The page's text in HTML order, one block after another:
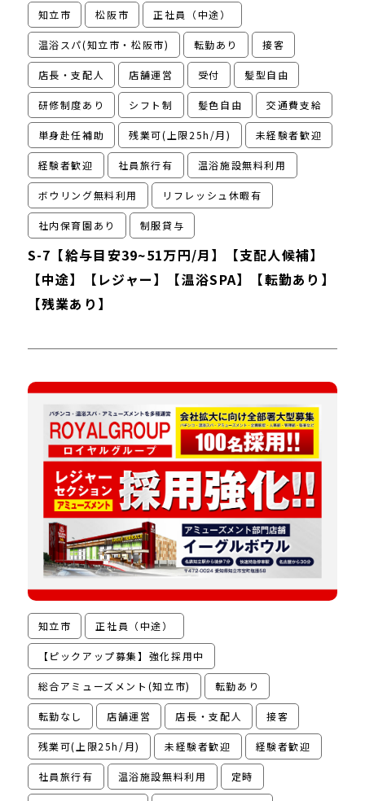
知立市 松阪市 正社員（中途）
温浴スパ(知立市・松阪市) 転勤あり 接客
店長・支配人 店舗運営 受付 髪型自由
研修制度あり シフト制 髪色自由 交通費支給
単身赴任補助 残業可(上限25h/月) 未経験者歓迎
経験者歓迎 社員旅行有 温浴施設無料利用
ボウリング無料利用 リフレッシュ休暇有
社内保育園あり 制服貸与
S-7【給与目安39~51万円/月】【支配人候補】
【中途】【レジャー】【温浴SPA】【転勤あり】
【残業あり】
知立市 正社員（中途）
【ピックアップ募集】強化採用中
総合アミューズメント(知立市) 転勤あり
転勤なし 店舗運営 店長・支配人 接客
残業可(上限25h/月) 未経験者歓迎 経験者歓迎
社員旅行有 温浴施設無料利用 定時